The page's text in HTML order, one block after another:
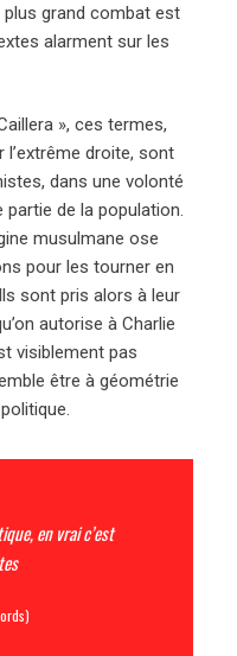
grand combat est
alarment sur les
», ces termes,
droite, sont
dans une volonté
de la population.
musulmane ose
pour les tourner en
sont pris alors à leur
autorise à Charlie
visiblement pas
être à géométrie
en vrai c’est